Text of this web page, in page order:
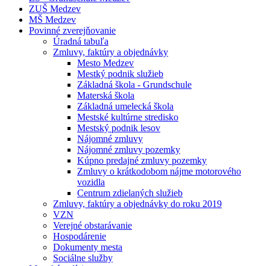
ZUŠ Medzev
MŠ Medzev
Povinné zverejňovanie
Úradná tabuľa
Zmluvy, faktúry a objednávky
Mesto Medzev
Mestký podnik služieb
Základná škola - Grundschule
Materská škola
Základná umelecká škola
Mestské kultúrne stredisko
Mestský podnik lesov
Nájomné zmluvy
Nájomné zmluvy pozemky
Kúpno predajné zmluvy pozemky
Zmluvy o krátkodobom nájme motorového
vozidla
Centrum zdielaných služieb
Zmluvy, faktúry a objednávky do roku 2019
VZN
Verejné obstarávanie
Hospodárenie
Dokumenty mesta
Sociálne služby